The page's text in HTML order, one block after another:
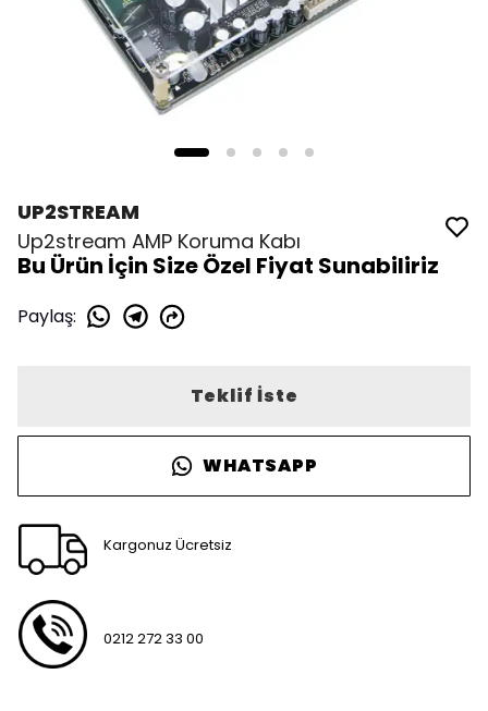
UP2STREAM
Up2stream AMP Koruma Kabı
Bu Ürün İçin Size Özel Fiyat Sunabiliriz
Paylaş:
Teklif İste
WHATSAPP
Kargonuz Ücretsiz
0212 272 33 00